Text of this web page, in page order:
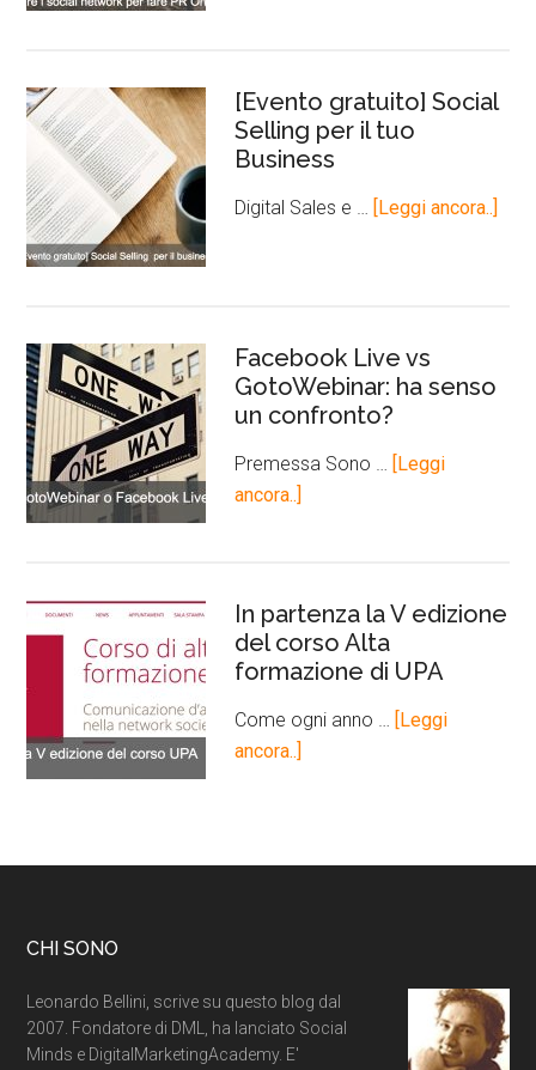
[Evento gratuito] Social
Selling per il tuo
Business
Digital Sales e … [Leggi ancora..]
Facebook Live vs
GotoWebinar: ha senso
un confronto?
Premessa Sono …
[Leggi
ancora..]
In partenza la V edizione
del corso Alta
formazione di UPA
Come ogni anno …
[Leggi
ancora..]
CHI SONO
Leonardo Bellini, scrive su questo blog dal
2007. Fondatore di DML, ha lanciato Social
Minds e DigitalMarketingAcademy. E'